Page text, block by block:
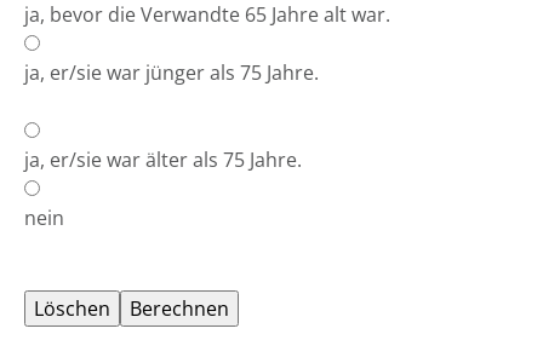
ja, bevor die Verwandte 65 Jahre alt war.
ja, er/sie war jünger als 75 Jahre.
ja, er/sie war älter als 75 Jahre.
nein